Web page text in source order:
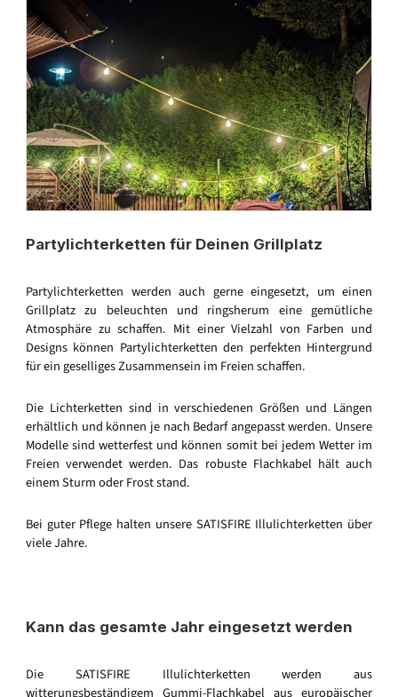
Partylichterketten für Deinen Grillplatz
Partylichterketten werden auch gerne eingesetzt, um einen
Grillplatz zu beleuchten und ringsherum eine gemütliche
Atmosphäre zu schaffen. Mit einer Vielzahl von Farben und
Designs können Partylichterketten den perfekten Hintergrund
für ein geselliges Zusammensein im Freien schaffen.
Die Lichterketten sind in verschiedenen Größen und Längen
erhältlich und können je nach Bedarf angepasst werden. Unsere
Modelle sind wetterfest und können somit bei jedem Wetter im
Freien verwendet werden. Das robuste Flachkabel hält auch
einem Sturm oder Frost stand.
Bei guter Pflege halten unsere SATISFIRE Illulichterketten über
viele Jahre.
Kann das gesamte Jahr eingesetzt werden
Die SATISFIRE Illulichterketten werden aus